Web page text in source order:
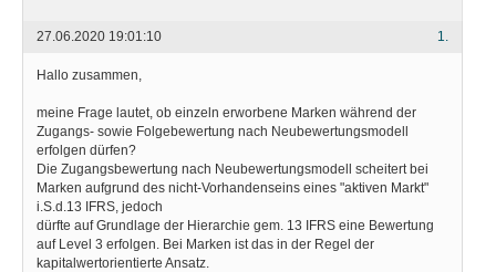
1.
27.06.2020 19:01:10
Hallo zusammen,
meine Frage lautet, ob einzeln erworbene Marken während der
Zugangs- sowie Folgebewertung nach Neubewertungsmodell
erfolgen dürfen?
Die Zugangsbewertung nach Neubewertungsmodell scheitert bei
Marken aufgrund des nicht-Vorhandenseins eines "aktiven Markt"
i.S.d.13 IFRS, jedoch
dürfte auf Grundlage der Hierarchie gem. 13 IFRS eine Bewertung
auf Level 3 erfolgen. Bei Marken ist das in der Regel der
kapitalwertorientierte Ansatz.